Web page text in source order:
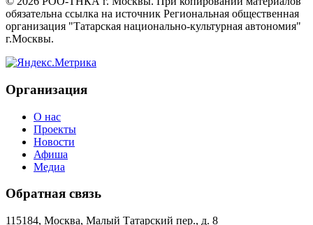
обязательна ссылка на источник Региональная общественная
организация "Татарская национально-культурная автономия"
г.Москвы.
Организация
О нас
Проекты
Новости
Афиша
Медиа
Обратная связь
115184, Москва, Малый Татарский пер., д. 8